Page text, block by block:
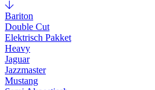
Bariton
Double Cut
Elektrisch Pakket
Heavy
Jaguar
Jazzmaster
Mustang